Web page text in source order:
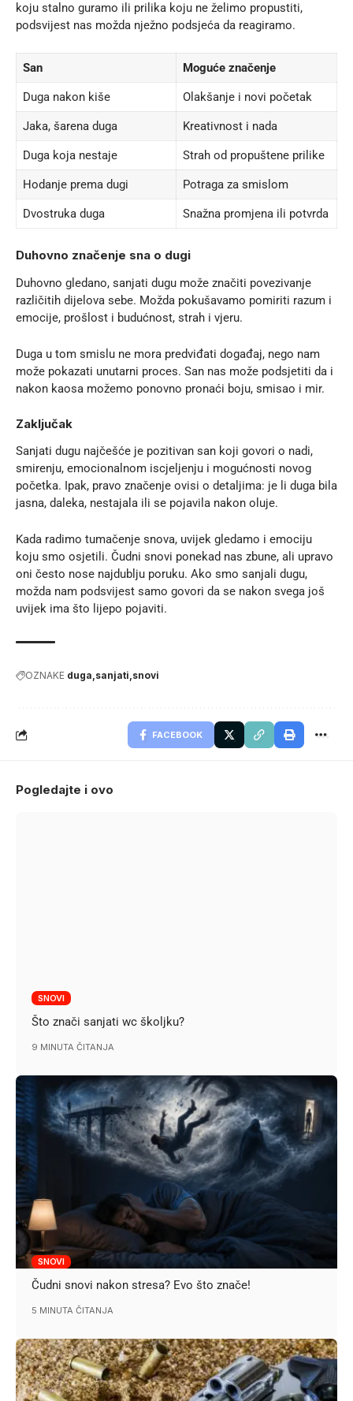
koju stalno guramo ili prilika koju ne želimo propustiti,
podsvijest nas možda nježno podsjeća da reagiramo.
San Moguće značenje
Duga nakon kiše Olakšanje i novi početak
Jaka, šarena duga Kreativnost i nada
Duga koja nestaje Strah od propuštene prilike
Hodanje prema dugi Potraga za smislom
Dvostruka duga Snažna promjena ili potvrda
Duhovno značenje sna o dugi
Duhovno gledano, sanjati dugu može značiti povezivanje
različitih dijelova sebe. Možda pokušavamo pomiriti razum i
emocije, prošlost i budućnost, strah i vjeru.
Duga u tom smislu ne mora predviđati događaj, nego nam
može pokazati unutarni proces. San nas može podsjetiti da i
nakon kaosa možemo ponovno pronaći boju, smisao i mir.
Zaključak
Sanjati dugu najčešće je pozitivan san koji govori o nadi,
smirenju, emocionalnom iscjeljenju i mogućnosti novog
početka. Ipak, pravo značenje ovisi o detaljima: je li duga bila
jasna, daleka, nestajala ili se pojavila nakon oluje.
Kada radimo tumačenje snova, uvijek gledamo i emociju
koju smo osjetili. Čudni snovi ponekad nas zbune, ali upravo
oni često nose najdublju poruku. Ako smo sanjali dugu,
možda nam podsvijest samo govori da se nakon svega još
uvijek ima što lijepo pojaviti.
OZNAKE duga sanjati snovi
FACEBOOK
Pogledajte i ovo
SNOVI
Što znači sanjati wc školjku?
9 MINUTA ČITANJA
SNOVI
Čudni snovi nakon stresa? Evo što znače!
5 MINUTA ČITANJA